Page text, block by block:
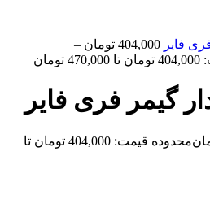
فایر 404,000 تومان –
گیمر فری فایر
محدوده قیمت: 404,000 تومان تا